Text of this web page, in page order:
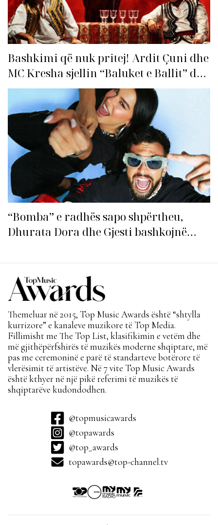
Bashkimi që nuk pritej! Ardit Çuni dhe
MC Kresha sjellin “Baluket e Ballit” dhe
ndezin rrjetin!
“Bomba” e radhës sapo shpërtheu,
Dhurata Dora dhe Gjesti bashkojnë
Themeluar në 2015, Top Music Awards është “shtylla
kurrizore” e kanaleve muzikore të Top Media.
Fillimisht me The Top List, klasifikimin e vetëm dhe
më gjithëpërfshirës të muzikës moderne shqiptare, më
pas me ceremoninë e parë të standarteve botërore të
vlerësimit të artistëve. Në 7 vite Top Music Awards
është kthyer në një pikë referimi të muzikës të
shqiptarëve kudondodhen.
@topmusicawards
@topawards
@top_awards
topawards@top-channel.tv